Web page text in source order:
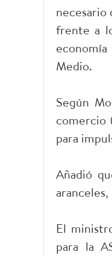
necesario
frente a
Medio.
Según
comercio
para
Añadió
El
para la